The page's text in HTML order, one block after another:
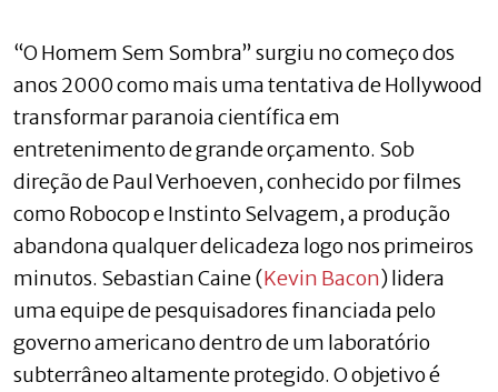
“O Homem Sem Sombra” surgiu no começo dos
anos 2000 como mais uma tentativa de Hollywood
transformar paranoia científica em
entretenimento de grande orçamento. Sob
direção de Paul Verhoeven, conhecido por filmes
como Robocop e Instinto Selvagem, a produção
abandona qualquer delicadeza logo nos primeiros
minutos. Sebastian Caine (Kevin Bacon) lidera
uma equipe de pesquisadores financiada pelo
governo americano dentro de um laboratório
subterrâneo altamente protegido. O objetivo é